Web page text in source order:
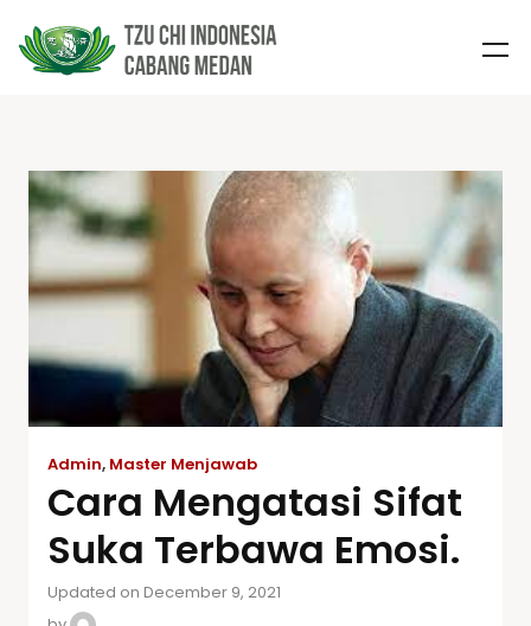
Admin, Master Menjawab
Cara Mengatasi Sifat
Suka Terbawa Emosi.
Updated on December 9, 2021